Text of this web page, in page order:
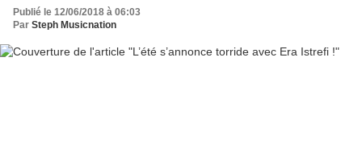
Publié le 12/06/2018 à 06:03
Par Steph Musicnation